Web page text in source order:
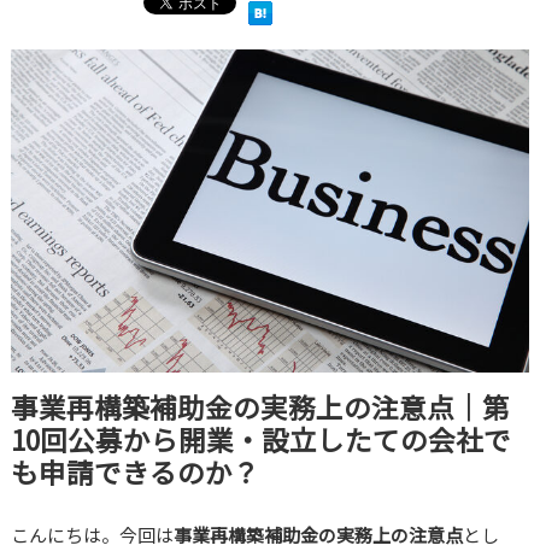
事業再構築補助金の実務上の注意点｜第
10回公募から開業・設立したての会社で
も申請できるのか？
こんにちは。今回は事業再構築補助金の実務上の注意点とし